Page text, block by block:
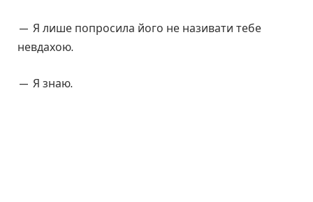
— Я лише попросила його не називати тебе
невдахою.
— Я знаю.